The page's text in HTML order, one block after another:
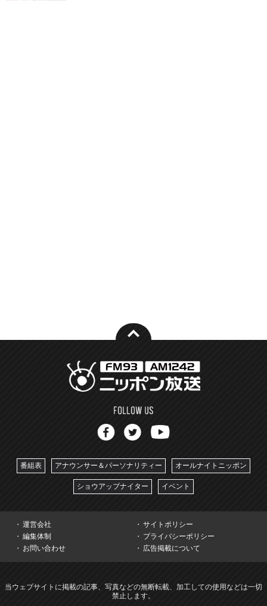
番組表 アナウンサー＆パーソナリティー オールナイトニッポン
ショウアップナイター イベント
運営会社
サイトポリシー
編集体制
プライバシーポリシー
お問い合わせ
広告掲載について
当ウェブサイトに掲載の記事、写真などの無断転載、加工しての使用などは一切
禁止します。